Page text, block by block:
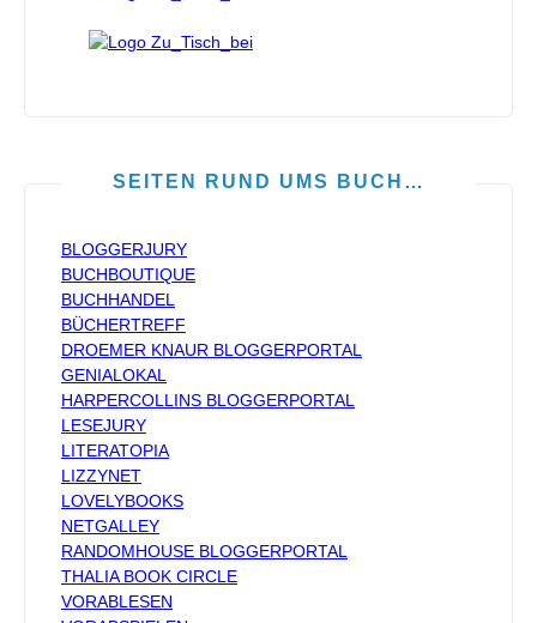
SEITEN RUND UMS BUCH…
BLOGGERJURY
BUCHBOUTIQUE
BUCHHANDEL
BÜCHERTREFF
DROEMER KNAUR BLOGGERPORTAL
GENIALOKAL
HARPERCOLLINS BLOGGERPORTAL
LESEJURY
LITERATOPIA
LIZZYNET
LOVELYBOOKS
NETGALLEY
RANDOMHOUSE BLOGGERPORTAL
THALIA BOOK CIRCLE
VORABLESEN